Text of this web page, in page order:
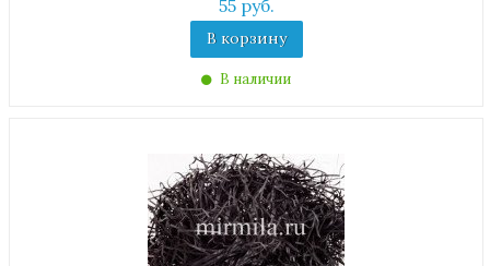
55 руб.
В корзину
В наличии